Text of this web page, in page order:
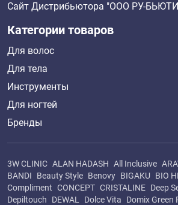
Сайт Дистрибьютора "ООО РУ-
Категории товаров
Для волос
Для тела
Инструменты
Для ногтей
Бренды
3W CLINIC ALAN HADASH All Inclusive
BANDI
Beauty Style Benovy BIGAKU BIO
Compliment CONCEPT CRISTALINE Deep
Depiltouch
DEWAL Dolce Vita Domix Green